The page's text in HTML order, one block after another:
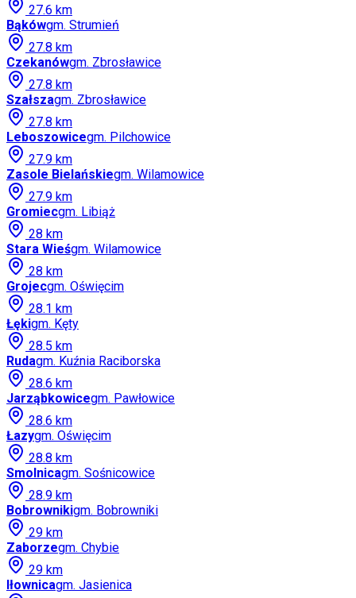
27.6 km
Bąkówgm. Strumień
27.8 km
Czekanówgm. Zbrosławice
27.8 km
Szałszagm. Zbrosławice
27.8 km
Leboszowicegm. Pilchowice
27.9 km
Zasole Bielańskiegm. Wilamowice
27.9 km
Gromiecgm. Libiąż
28 km
Stara Wieśgm. Wilamowice
28 km
Grojecgm. Oświęcim
28.1 km
Łękigm. Kęty
28.5 km
Rudagm. Kuźnia Raciborska
28.6 km
Jarząbkowicegm. Pawłowice
28.6 km
Łazygm. Oświęcim
28.8 km
Smolnicagm. Sośnicowice
28.9 km
Bobrownikigm. Bobrowniki
29 km
Zaborzegm. Chybie
29 km
Iłownicagm. Jasienica